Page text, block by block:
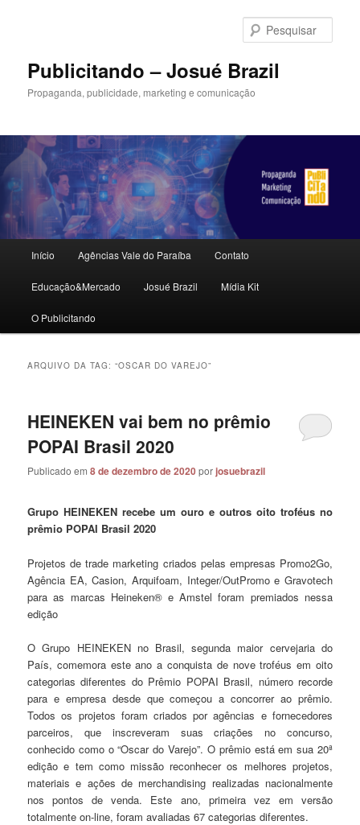
principal
secundárioPublicitando – Josué Brazil
Propaganda, publicidade, marketing e comunicação
principal
Início Agências Vale do Paraíba Contato
Educação&Mercado Josué Brazil Mídia Kit
O Publicitando
ARQUIVO DA TAG:“OSCAR DO VAREJO”
HEINEKEN vai bem no prêmio
POPAI Brasil 2020
Publicado em8 de dezembro de 2020porjosuebrazil
Grupo HEINEKEN recebe um ouro e outros oito troféus no
prêmio POPAI Brasil 2020
Projetos de trade marketing criados pelas empresas Promo2Go,
Agência EA, Casion, Arquifoam, Integer/OutPromo e Gravotech
para as marcas Heineken® e Amstel foram premiados nessa
edição
O Grupo HEINEKEN no Brasil, segunda maior cervejaria do
País, comemora este ano a conquista de nove troféus em oito
categorias diferentes do Prêmio POPAI Brasil, número recorde
para e empresa desde que começou a concorrer ao prêmio.
Todos os projetos foram criados por agências e fornecedores
parceiros, que inscreveram suas criações no concurso,
conhecido como o “Oscar do Varejo”. O prêmio está em sua 20ª
edição e tem como missão reconhecer os melhores projetos,
materiais e ações de merchandising realizadas nacionalmente
nos pontos de venda. Este ano, primeira vez em versão
totalmente on-line, foram avaliadas 67 categorias diferentes.